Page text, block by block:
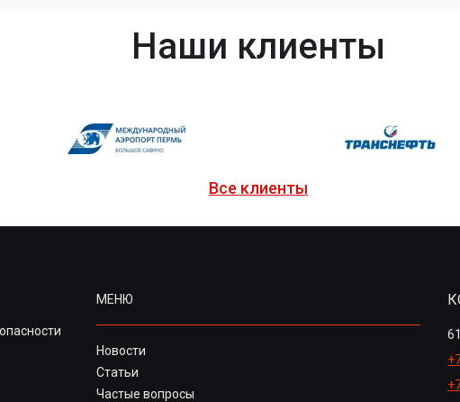
Наши клиенты
Все клиенты
МЕНЮ
Новости
Статьи
Частые вопросы